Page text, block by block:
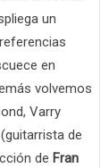
un
en
volvemos
Varry
(guitarrista de
de Fran